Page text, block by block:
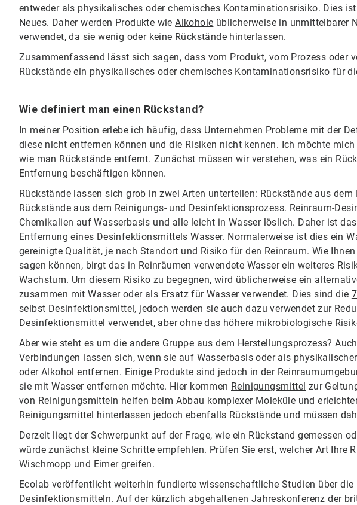
entweder als physikalisches oder chemisches Kontaminationsrisiko. Dies
Neues. Daher werden Produkte wieAlkohole üblicherweise in unmittelbarer
verwendet, da sie wenig oder keine Rückstände hinterlassen.
Zusammenfassend lässt sich sagen, dass vom Produkt, vom Prozess oder
Rückstände ein physikalisches oder chemisches Kontaminationsrisiko für
Wie definiert man einen Rückstand?
In meiner Position erlebe ich häufig, dass Unternehmen Probleme mit der
diese nicht entfernen können und die Risiken nicht kennen. Ich möchte
wie man Rückstände entfernt. Zunächst müssen wir verstehen, was ein
Entfernung beschäftigen können.
Rückstände lassen sich grob in zwei Arten unterteilen: Rückstände aus dem
Rückstände aus dem Reinigungs- und Desinfektionsprozess. Reinraum-
Chemikalien auf Wasserbasis und alle leicht in Wasser löslich. Daher ist
Entfernung eines Desinfektionsmittels Wasser. Normalerweise ist dies ein
gereinigte Qualität, je nach Standort und Risiko für den Reinraum. Wie
sagen können, birgt das in Reinräumen verwendete Wasser ein weiteres
Wachstum. Um diesem Risiko zu begegnen, wird üblicherweise ein
zusammen mit Wasser oder als Ersatz für Wasser verwendet. Dies sind die
selbst Desinfektionsmittel, jedoch werden sie auch dazu verwendet zur
Desinfektionsmittel verwendet, aber ohne das höhere mikrobiologische
Aber wie steht es um die andere Gruppe aus dem Herstellungsprozess?
Verbindungen lassen sich, wenn sie auf Wasserbasis oder als
oder Alkohol entfernen. Einige Produkte sind jedoch in der
sie mit Wasser entfernen möchte. Hier kommen Reinigungsmittel zur
von Reinigungsmitteln helfen beim Abbau komplexer Moleküle und
Reinigungsmittel hinterlassen jedoch ebenfalls Rückstände und müssen
Derzeit liegt der Schwerpunkt auf der Frage, wie ein Rückstand gemessen
würde zunächst kleine Schritte empfehlen. Prüfen Sie erst, welcher Art Ihre
Wischmopp und Eimer greifen.
Ecolab veröffentlicht weiterhin fundierte wissenschaftliche Studien über die
Desinfektionsmitteln. Auf der kürzlich abgehaltenen Jahreskonferenz der